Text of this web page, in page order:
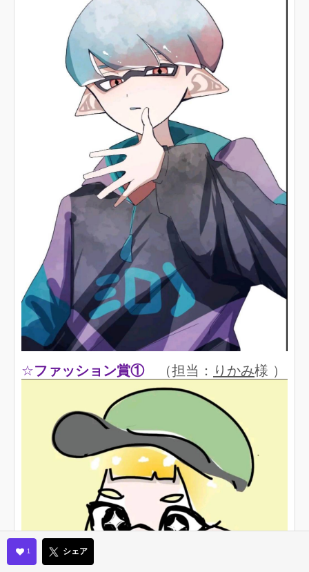
☆ファッション賞①（担当： りかみ様 ）
1 シェア